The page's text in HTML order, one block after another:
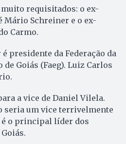
requisitados: o ex-
Mário Schreiner e o ex-
Carmo.
presidente da Federação da
Goiás (Faeg). Luiz Carlos
a vice de Daniel Vilela.
seria um vice terrivelmente
é o principal líder dos